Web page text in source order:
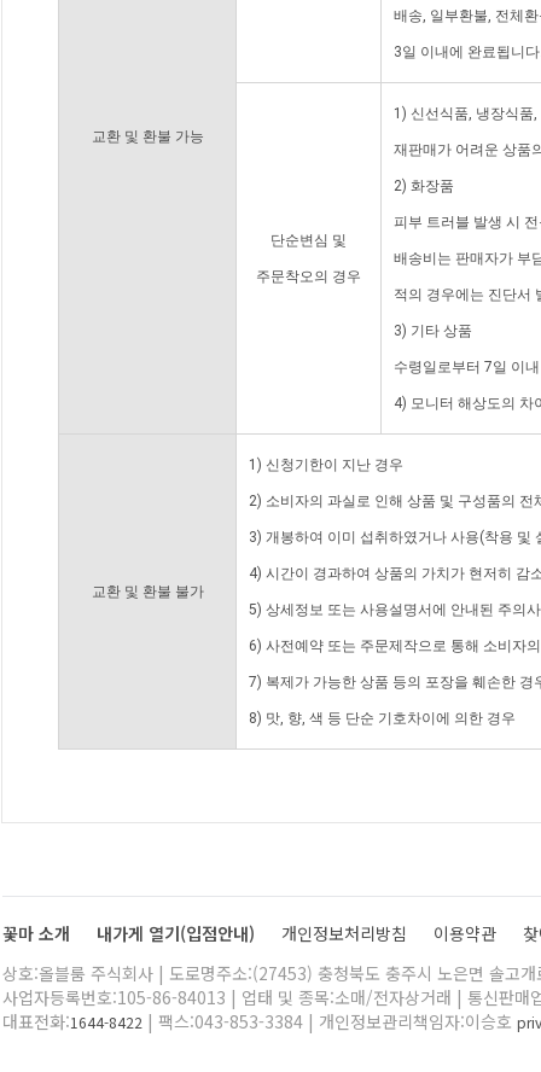
교환 및 환불 가능
배송, 일부환불, 전체
3일 이내에 완료됩니
단순변심 및
주문착오의 경우
1) 신선식품, 냉장식품
재판매가 어려운 상품
2) 화장품
피부 트러블 발생 시
배송비는 판매자가 부
적의 경우에는 진단서
3) 기타 상품
수령일로부터 7일 이
4) 모니터 해상도의 차
교환 및 환불 불가
1) 신청기한이 지난 경우
2) 소비자의 과실로 인해 상품 및 구성품의
3) 개봉하여 이미 섭취하였거나 사용(착용 및
4) 시간이 경과하여 상품의 가치가 현저히 감
5) 상세정보 또는 사용설명서에 안내된 주의
6) 사전예약 또는 주문제작으로 통해 소비자
7) 복제가 가능한 상품 등의 포장을 훼손한 경
8) 맛, 향, 색 등 단순 기호차이에 의한 경우
꽃마 소개 내가게 열기(입점안내) 개인정보처리방침 이용약관
상호:올블룸 주식회사 | 도로명주소:(27453) 충청북도 충주시 노은면 솔고
사업자등록번호:105-86-84013 | 업태 및 종목:소매/전자상거래 | 통신판매
대표전화:1644-8422 | 팩스:043-853-3384 | 개인정보관리책임자:이승호